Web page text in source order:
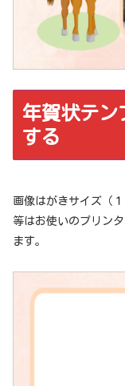
年賀状テン
する
画像はがきサイズ（
等はお使いのプリン
ます。